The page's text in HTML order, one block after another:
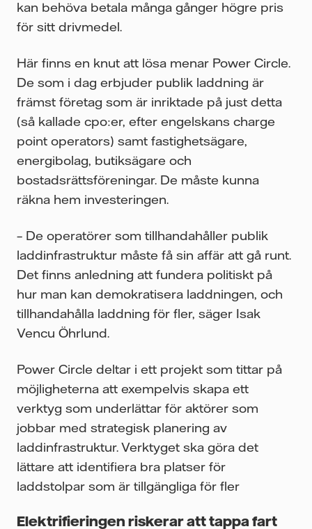
kan behöva betala många gånger högre pris
för sitt drivmedel.
Här finns en knut att lösa menar Power Circle.
De som i dag erbjuder publik laddning är
främst företag som är inriktade på just detta
(så kallade cpo:er, efter engelskans charge
point operators) samt fastighetsägare,
energibolag, butiksägare och
bostadsrättsföreningar. De måste kunna
räkna hem investeringen.
– De operatörer som tillhandahåller publik
laddinfrastruktur måste få sin affär att gå runt.
Det finns anledning att fundera politiskt på
hur man kan demokratisera laddningen, och
tillhandahålla laddning för fler, säger Isak
Vencu Öhrlund.
Power Circle deltar i ett projekt som tittar på
möjligheterna att exempelvis skapa ett
verktyg som underlättar för aktörer som
jobbar med strategisk planering av
laddinfrastruktur. Verktyget ska göra det
lättare att identifiera bra platser för
laddstolpar som är tillgängliga för fler
Elektrifieringen riskerar att tappa fart